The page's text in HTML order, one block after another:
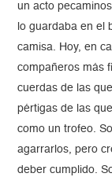
un acto
lo guardaba en el
camisa. Hoy, en
compañeros más
cuerdas de las
pértigas de las
como un trofeo.
agarrarlos, pero
deber cumplido.